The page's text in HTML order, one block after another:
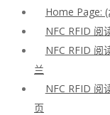
Home Page:
NFC RFID 阅
NFC RFID 阅
兰
NFC RFID 阅
页